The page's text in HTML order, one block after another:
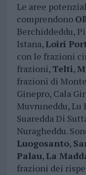
Le aree
comprendono
Berchiddeddu,
Istana,Loiri
con le frazioni
frazioni,Telti,
frazioni di
Ginepro, Cala
Muvruneddu, Lu
Suaredda Di
Nuragheddu.
Luogosanto,
Palau,La
frazioni dei